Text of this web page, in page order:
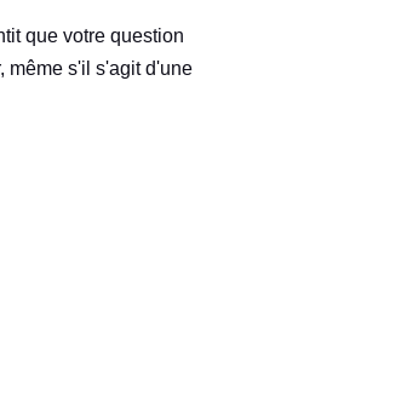
que votre question
même s'il s'agit d'une